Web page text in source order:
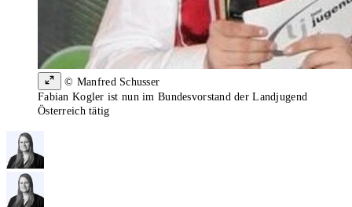
© Manfred Schusser
Fabian Kogler ist nun im Bundesvorstand der Landjugend
Österreich tätig